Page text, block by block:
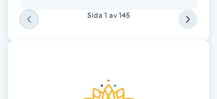
Hollywood Peel
Sida 1 av145